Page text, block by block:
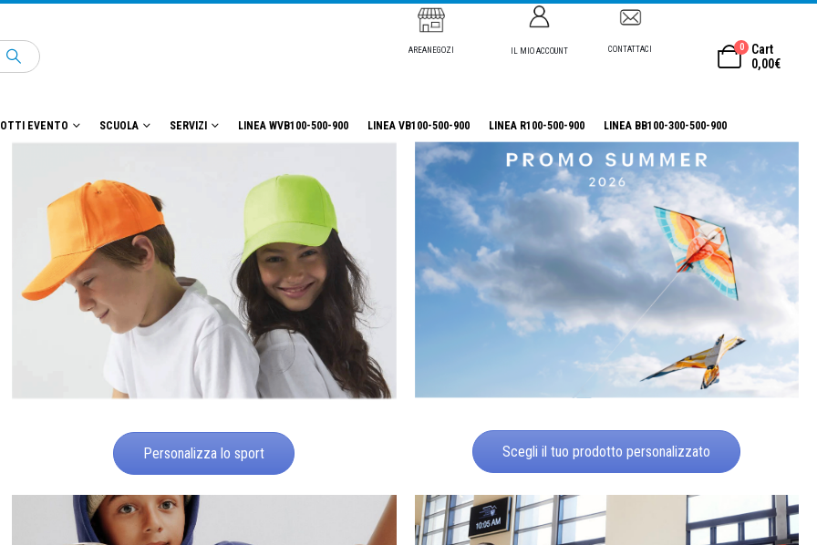
AREANEGOZI IL MIO ACCOUNT CONTATTACI 0
Cart
0,00€
EVENTO SCUOLA SERVIZI LINEA WVB100-500-900 LINEA VB100-500-900 LINEA R100-500-900 LINEA BB100-300-500-900
Personalizza lo sport Scegli il tuo prodotto personalizzato